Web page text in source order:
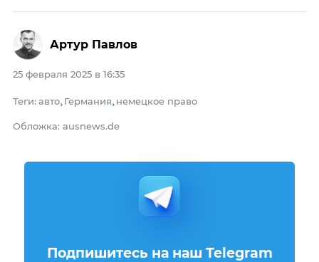
25 февраля 2025 в 16:35
Теги: авто, Германия, немецкое право
Обложка: ausnews.de
Артур Павлов
Подпишитесь на наш Telegram